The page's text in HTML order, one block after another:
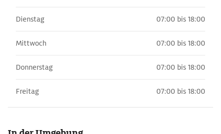
Dienstag 07:00 bis 18:00
Mittwoch 07:00 bis 18:00
Donnerstag 07:00 bis 18:00
Freitag 07:00 bis 18:00